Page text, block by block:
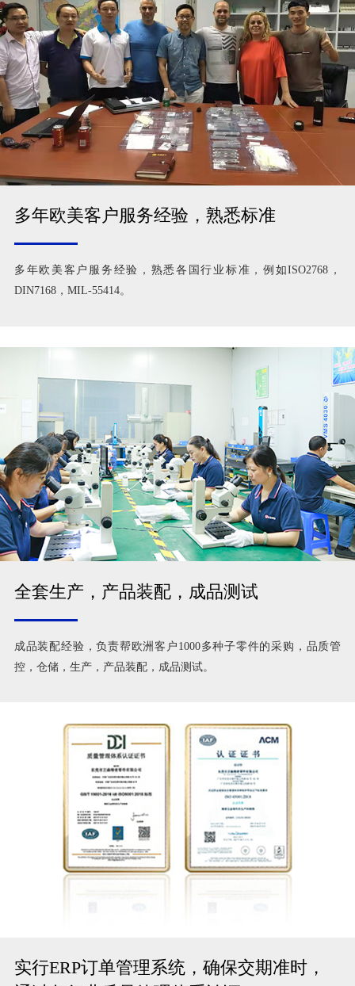
多年欧美客户服务经验，熟悉标准
多年欧美客户服务经验，熟悉各国行业标准，例如ISO2768，
DIN7168，MIL-55414。
全套生产，产品装配，成品测试
成品装配经验，负责帮欧洲客户1000多种子零件的采购，品质管
控，仓储，生产，产品装配，成品测试。
实行ERP订单管理系统，确保交期准时，